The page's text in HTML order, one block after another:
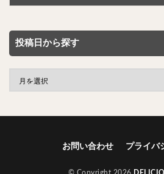
投稿日から探す
お問い合わせ プライバ